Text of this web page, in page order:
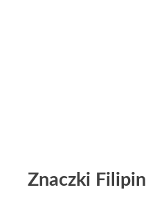
Znaczki Filipin